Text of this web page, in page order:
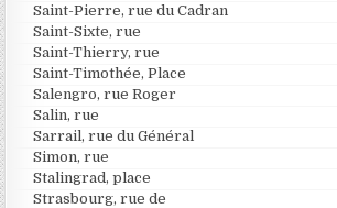
Saint-Pierre, rue du Cadran
Saint-Sixte, rue
Saint-Thierry, rue
Saint-Timothée, Place
Salengro, rue Roger
Salin, rue
Sarrail, rue du Général
Simon, rue
Stalingrad, place
Strasbourg, rue de